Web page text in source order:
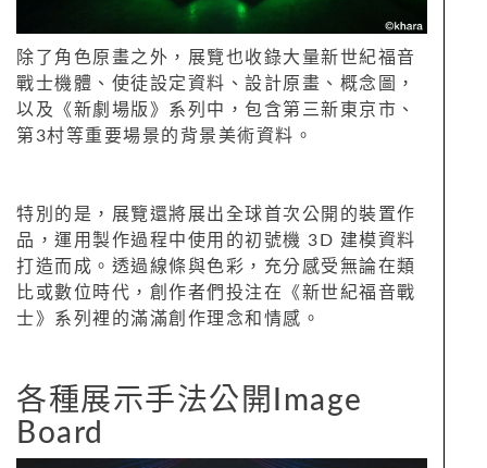
除了角色原畫之外，展覽也收錄大量新世紀福音
戰士機體、使徒設定資料、設計原畫、概念圖，
以及《新劇場版》系列中，包含第三新東京市、
第3村等重要場景的背景美術資料。
特別的是，展覽還將展出全球首次公開的裝置作
品，運用製作過程中使用的初號機 3D 建模資料
打造而成。透過線條與色彩，充分感受無論在類
比或數位時代，創作者們投注在《新世紀福音戰
士》系列裡的滿滿創作理念和情感。
各種展示手法公開Image
Board